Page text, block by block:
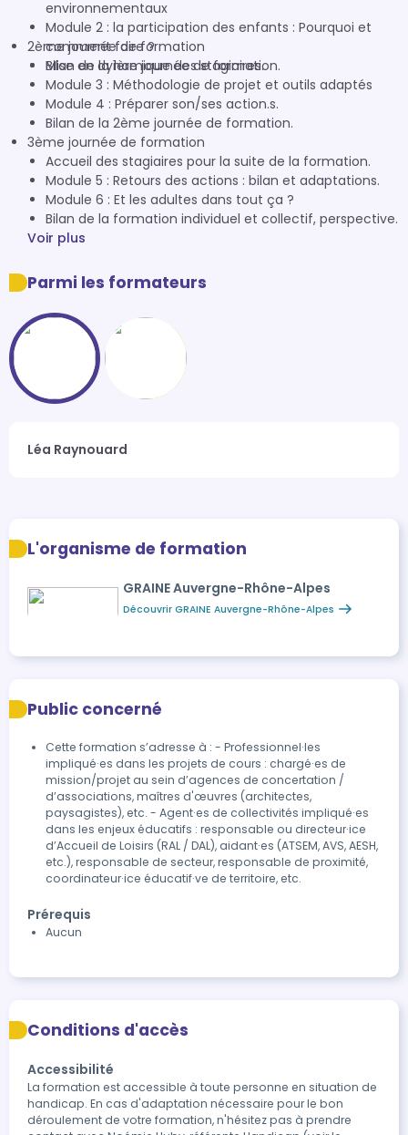
environnementaux
Module 2 : la participation des enfants : Pourquoi et
comment faire ?
Bilan de la 1ère journée de formation.
2ème journée de formation
Mise en dynamique des stagiaires.
Module 3 : Méthodologie de projet et outils adaptés
Module 4 : Préparer son/ses action.s.
Bilan de la 2ème journée de formation.
3ème journée de formation
Accueil des stagiaires pour la suite de la formation.
Module 5 : Retours des actions : bilan et adaptations.
Module 6 : Et les adultes dans tout ça ?
Bilan de la formation individuel et collectif, perspective.
Voir plus
Parmi les formateurs
Léa Raynouard
L'organisme de formation
GRAINE Auvergne-Rhône-Alpes
Découvrir GRAINE Auvergne-Rhône-Alpes
Public concerné
Cette formation s’adresse à : - Professionnel·les
impliqué·es dans les projets de cours : chargé·es de
mission/projet au sein d’agences de concertation /
d’associations, maîtres d'œuvres (architectes,
paysagistes), etc. - Agent·es de collectivités impliqué·es
dans les enjeux éducatifs : responsable ou directeur·ice
d’Accueil de Loisirs (RAL / DAL), aidant·es (ATSEM, AVS, AESH,
etc.), responsable de secteur, responsable de proximité,
coordinateur·ice éducatif·ve de territoire, etc.
Prérequis
Aucun
Conditions d'accès
Accessibilité
La formation est accessible à toute personne en situation de
handicap. En cas d'adaptation nécessaire pour le bon
déroulement de votre formation, n'hésitez pas à prendre